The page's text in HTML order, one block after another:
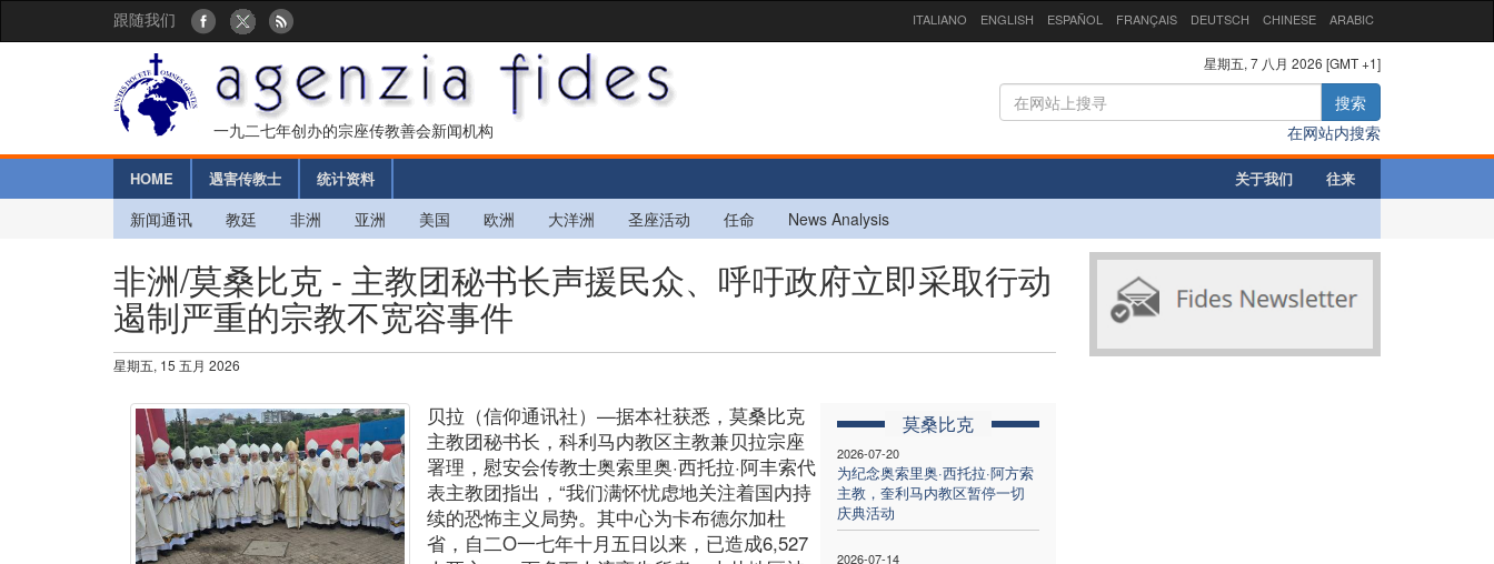
跟随我们 ITALIANO ENGLISH ESPAÑOL FRANÇAIS DEUTSCH CHINESE ARABIC
一九二七年创办的宗座传教善会新闻机构
星期五, 7 八月 2026 [GMT +1]
搜索
在网站内搜索
HOME 遇害传教士 统计资料 关于我们 往来
新闻通讯 教廷 非洲 亚洲 美国 欧洲 大洋洲 圣座活动 任命 News Analysis
非洲/莫桑比克 - 主教团秘书长声援民众、呼吁政府立即采取行动
遏制严重的宗教不宽容事件
星期五, 15 五月 2026
莫桑比克
2026-07-20
为纪念奥索里奥·西托拉·阿方索
主教，奎利马内教区暂停一切
庆典活动
2026-07-14
贝拉（信仰通讯社）—据本社获悉，莫桑比克
主教团秘书长，科利马内教区主教兼贝拉宗座
署理，慰安会传教士奥索里奥·西托拉·阿丰索代
表主教团指出，“我们满怀忧虑地关注着国内持
续的恐怖主义局势。其中心为卡布德尔加杜
省，自二O一七年十月五日以来，已造成6,527